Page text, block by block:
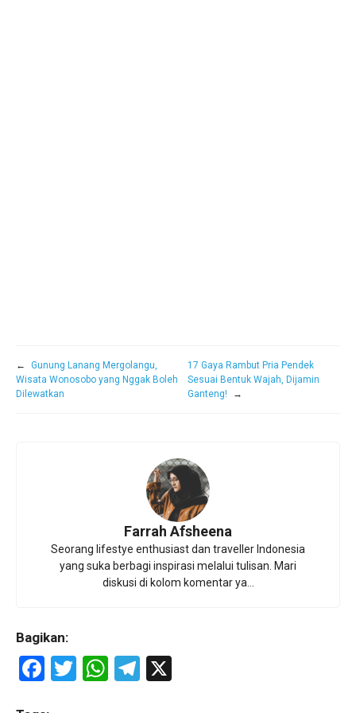
←
Gunung Lanang Mergolangu,
Wisata Wonosobo yang Nggak Boleh
Dilewatkan
17 Gaya Rambut Pria Pendek
Sesuai Bentuk Wajah, Dijamin
Ganteng!
→
Farrah Afsheena
Seorang lifestye enthusiast dan traveller Indonesia
yang suka berbagi inspirasi melalui tulisan. Mari
diskusi di kolom komentar ya...
Bagikan:
F
T
W T